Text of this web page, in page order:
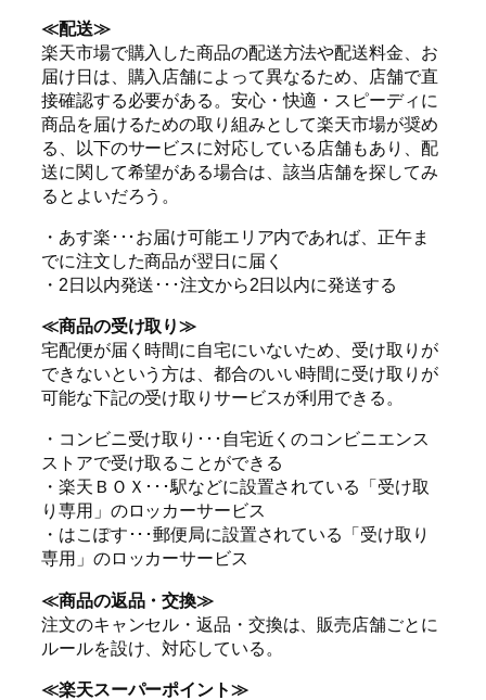
≪配送≫
楽天市場で購入した商品の配送方法や配送料金、お
届け日は、購入店舗によって異なるため、店舗で直
接確認する必要がある。安心・快適・スピーディに
商品を届けるための取り組みとして楽天市場が奨め
る、以下のサービスに対応している店舗もあり、配
送に関して希望がある場合は、該当店舗を探してみ
るとよいだろう。
・あす楽･･･お届け可能エリア内であれば、正午ま
でに注文した商品が翌日に届く
・2日以内発送･･･注文から2日以内に発送する
≪商品の受け取り≫
宅配便が届く時間に自宅にいないため、受け取りが
できないという方は、都合のいい時間に受け取りが
可能な下記の受け取りサービスが利用できる。
・コンビニ受け取り･･･自宅近くのコンビニエンス
ストアで受け取ることができる
・楽天ＢＯＸ･･･駅などに設置されている「受け取
り専用」のロッカーサービス
・はこぽす･･･郵便局に設置されている「受け取り
専用」のロッカーサービス
≪商品の返品・交換≫
注文のキャンセル・返品・交換は、販売店舗ごとに
ルールを設け、対応している。
≪楽天スーパーポイント≫